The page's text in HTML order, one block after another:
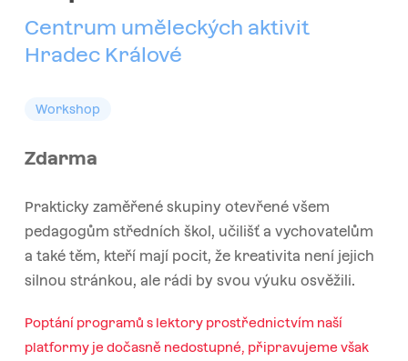
Centrum uměleckých aktivit
Hradec Králové
Workshop
Zdarma
Prakticky zaměřené skupiny otevřené všem
pedagogům středních škol, učilišť a vychovatelům
a také těm, kteří mají pocit, že kreativita není jejich
silnou stránkou, ale rádi by svou výuku osvěžili.
Poptání programů s lektory prostřednictvím naší
platformy je dočasně nedostupné, připravujeme však